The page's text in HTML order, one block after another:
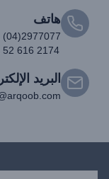
هاتف
(04)2977077
52 616 2174
البريد